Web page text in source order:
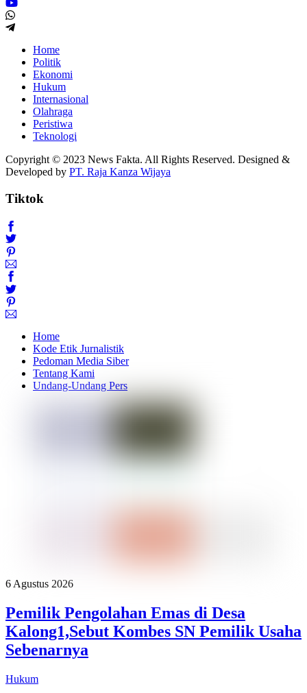
Home
Politik
Ekonomi
Hukum
Internasional
Olahraga
Peristiwa
Teknologi
Copyright © 2023 News Fakta. All Rights Reserved. Designed &
Developed by PT. Raja Kanza Wijaya
Tiktok
Home
Kode Etik Jurnalistik
Pedoman Media Siber
Tentang Kami
Undang-Undang Pers
6 Agustus 2026
Pemilik Pengolahan Emas di Desa
Kalong1,Sebut Kombes SN Pemilik Usaha
Sebenarnya
Hukum